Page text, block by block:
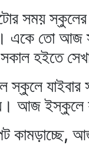
সময়
তো আজ
হইতে
স্কুলে যাইবার
আজ ইস্কুলে
কামড়াচ্ছে,